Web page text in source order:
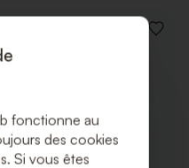
fonctionne au
des cookies
Si vous êtes